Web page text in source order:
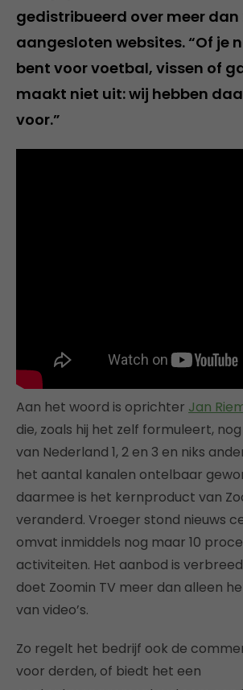
gedistribueerd over meer dan
aangesloten websites. “Of je
bent voor voetbal, vissen of
maakt niet uit: wij hebben
voor.”
Aan het woord is oprichter Jan
die, zoals hij het zelf formuleert,
van Nederland 1, 2 en 3 en niks
het aantal kanalen ontelbaar
daarmee is het kernproduct van
veranderd. Vroeger stond nieuws
omvat inmiddels nog maar 10
activiteiten. Het aanbod is
doet Zoomin TV meer dan alleen
van video’s.
Zo regelt het bedrijf ook de
voor derden, of biedt het een